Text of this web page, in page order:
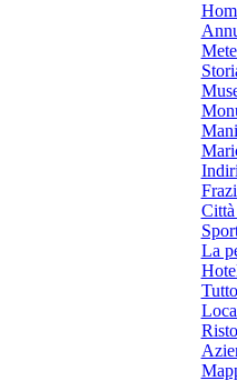
Città
La